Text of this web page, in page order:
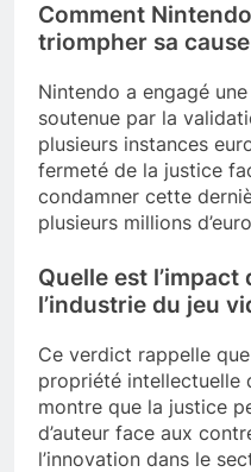
Comment
triompher sa
Nintendo a engagé
soutenue par la
plusieurs instances
fermeté de la justice
condamner cette
plusieurs millions
Quelle est
l’industrie du jeu
Ce verdict rappelle
propriété intellectuelle
montre que la justice
d’auteur face aux
l’innovation dans le